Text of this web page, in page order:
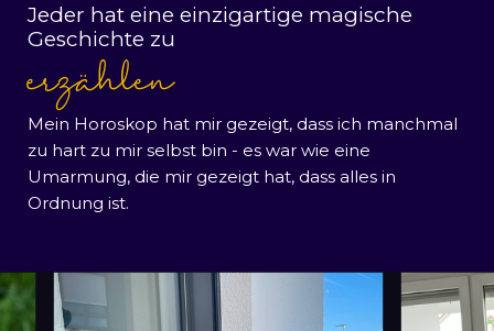
Jeder hat eine einzigartige magische
Geschichte zu
erzählen
Mein Horoskop hat mir gezeigt, dass ich manchmal
zu hart zu mir selbst bin - es war wie eine
Umarmung, die mir gezeigt hat, dass alles in
Ordnung ist.